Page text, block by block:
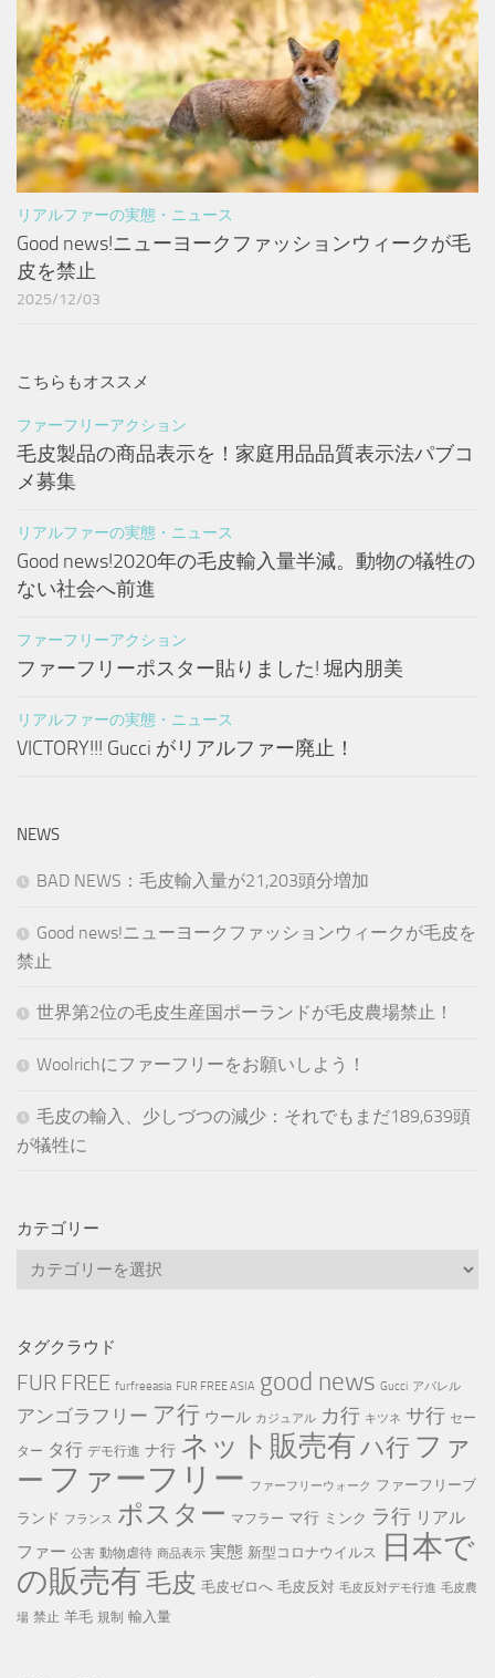
リアルファーの実態・ニュース
Good news!ニューヨークファッションウィークが毛
皮を禁止
2025/12/03
こちらもオススメ
ファーフリーアクション
毛皮製品の商品表示を！家庭用品品質表示法パブコ
メ募集
リアルファーの実態・ニュース
Good news!2020年の毛皮輸入量半減。動物の犠牲の
ない社会へ前進
ファーフリーアクション
ファーフリーポスター貼りました! 堀内朋美
リアルファーの実態・ニュース
VICTORY!!! Gucci がリアルファー廃止！
NEWS
BAD NEWS：毛皮輸入量が21,203頭分増加
Good news!ニューヨークファッションウィークが毛皮を
禁止
世界第2位の毛皮生産国ポーランドが毛皮農場禁止！
Woolrichにファーフリーをお願いしよう！
毛皮の輸入、少しづつの減少：それでもまだ189,639頭
が犠牲に
カテゴリー
カ
リ
ー
タグクラウド
FUR FREE furfreeasia FUR FREE ASIA good news Gucci アパレル
アンゴラフリー ア行 ウール カジュアル カ行 キツネ サ行 セー
ター タ行 デモ行進 ナ行 ネット販売有ハ行 ファ
ー ファーフリー ファーフリーウォーク ファーフリーブ
ランド フランス ポスター マフラー マ行 ミンク ラ行 リアル
ファー 公害 動物虐待 商品表示 実態 新型コロナウイルス
日本で
の販売有毛皮 毛皮ゼロへ 毛皮反対 毛皮反対デモ行進 毛皮農
場 禁止 羊毛 規制 輸入量